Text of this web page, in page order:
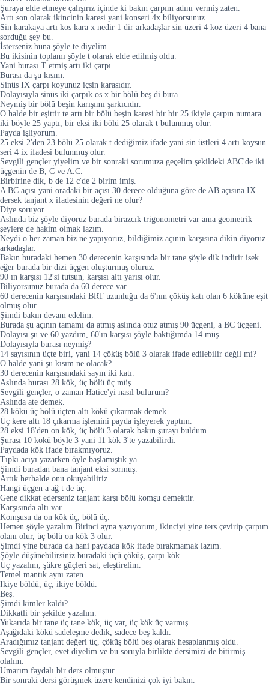
Şuraya elde etmeye çalışırız içinde ki bakın çarpım adını vermiş zaten.
Artı son olarak ikincinin karesi yani konseri 4x biliyorsunuz.
Sin karakaya artı kos kara x nedir 1 dir arkadaşlar sin üzeri 4 koz üzeri 4 bana
sorduğu şey bu.
İsterseniz buna şöyle te diyelim.
Bu ikisinin toplamı şöyle t olarak elde edilmiş oldu.
Yani burası T etmiş artı iki çarpı.
Burası da şu kısım.
Sinüs IX çarpı koyunuz içsin karasıdır.
Dolayısıyla sinüs iki çarpık os x bir bölü beş di bura.
Neymiş bir bölü beşin karışımı şarkıcıdır.
O halde bir eşittir te artı bir bölü beşin karesi bir bir 25 ikiyle çarpın numara
iki böyle 25 yaptı, bir eksi iki bölü 25 olarak t bulunmuş olur.
Payda işliyorum.
25 eksi 2'den 23 bölü 25 olarak t dediğimiz ifade yani sin üstleri 4 artı koysun
seri 4 ix ifadesi bulunmuş olur.
Sevgili gençler yiyelim ve bir sonraki sorumuza geçelim şekildeki ABC'de iki
üçgenin de B, C ve A.C.
Birbirine dik, b de 12 c'de 2 birim imiş.
A BC açısı yani oradaki bir açısı 30 derece olduğuna göre de AB açısına IX
dersek tanjant x ifadesinin değeri ne olur?
Diye soruyor.
Aslında biz şöyle diyoruz burada birazcık trigonometri var ama geometrik
şeylere de hakim olmak lazım.
Neydi o her zaman biz ne yapıyoruz, bildiğimiz açının karşısına dikin diyoruz
arkadaşlar.
Bakın buradaki hemen 30 derecenin karşısında bir tane şöyle dik indirir isek
eğer burada bir dizi üçgen oluşturmuş oluruz.
90 ın karşısı 12'si tutsun, karşısı altı yarısı olur.
Biliyorsunuz burada da 60 derece var.
60 derecenin karşısındaki BRT uzunluğu da 6'nın çöküş katı olan 6 köküne eşit
olmuş olur.
Şimdi bakın devam edelim.
Burada şu açının tamamı da atmış aslında otuz atmış 90 üçgeni, a BC üçgeni.
Dolayısı şu ve 60 yazdım, 60'ın karşısı şöyle baktığımda 14 müş.
Dolayısıyla burası neymiş?
14 sayısının üçte biri, yani 14 çöküş bölü 3 olarak ifade edilebilir değil mi?
O halde yani şu kısım ne olacak?
30 derecenin karşısındaki sayın iki katı.
Aslında burası 28 kök, üç bölü üç müş.
Sevgili gençler, o zaman Hatice'yi nasıl bulurum?
Aslında ate demek.
28 kökü üç bölü üçten altı kökü çıkarmak demek.
Üç kere altı 18 çıkarma işlemini payda işleyerek yaptım.
28 eksi 18'den on kök, üç bölü 3 olarak bakın şurayı buldum.
Şurası 10 kökü böyle 3 yani 11 kök 3'te yazabilirdi.
Paydada kök ifade bırakmıyoruz.
Tıpkı acıyı yazarken öyle başlamıştık ya.
Şimdi buradan bana tanjant eksi sormuş.
Artık herhalde onu okuyabiliriz.
Hangi üçgen a ağ t de üç.
Gene dikkat ederseniz tanjant karşı bölü komşu demektir.
Karşısında altı var.
Komşusu da on kök üç, bölü üç.
Hemen şöyle yazalım Birinci ayna yazıyorum, ikinciyi yine ters çevirip çarpım
olanı olur, üç bölü on kök 3 olur.
Şimdi yine burada da hani paydada kök ifade bırakmamak lazım.
Şöyle düşünebilirsiniz buradaki üçü çöküş, çarpı kök.
Üç yazalım, şükre güçleri sat, eleştirelim.
Temel mantık aynı zaten.
Ikiye böldü, üç, ikiye böldü.
Beş.
Şimdi kimler kaldı?
Dikkatli bir şekilde yazalım.
Yukarıda bir tane üç tane kök, üç var, üç kök üç varmış.
Aşağıdaki kökü sadeleşme dedik, sadece beş kaldı.
Aradığımız tanjant değeri üç, çöküş bölü beş olarak hesaplanmış oldu.
Sevgili gençler, evet diyelim ve bu soruyla birlikte dersimizi de bitirmiş
olalım.
Umarım faydalı bir ders olmuştur.
Bir sonraki dersi görüşmek üzere kendinizi çok iyi bakın.